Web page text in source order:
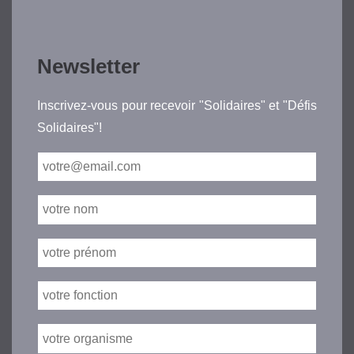
Newsletter
Inscrivez-vous pour recevoir "Solidaires" et "Défis
Solidaires"!